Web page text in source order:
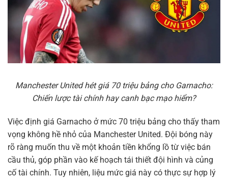
Manchester United hét giá 70 triệu bảng cho Garnacho:
Chiến lược tài chính hay canh bạc mạo hiểm?
Việc định giá Garnacho ở mức 70 triệu bảng cho thấy tham
vọng không hề nhỏ của Manchester United. Đội bóng này
rõ ràng muốn thu về một khoản tiền khổng lồ từ việc bán
cầu thủ, góp phần vào kế hoạch tái thiết đội hình và củng
cố tài chính. Tuy nhiên, liệu mức giá này có thực sự hợp lý